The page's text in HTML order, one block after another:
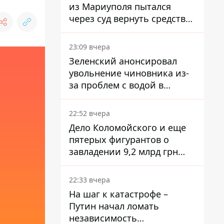
из Мариуполя пытался
через суд вернуть средства
субсидии со счета в
Ощадбанке – каким было
решение
23:09 вчера
Зеленский анонсировал
увольнение чиновника из-
за проблем с водой в
Марганце
22:52 вчера
Дело Коломойского и еще
пятерых фигурантов о
завладении 9,2 млрд грн
ПриватБанка направили в
суд
22:33 вчера
На шаг к катастрофе –
Путин начал ломать
независимость